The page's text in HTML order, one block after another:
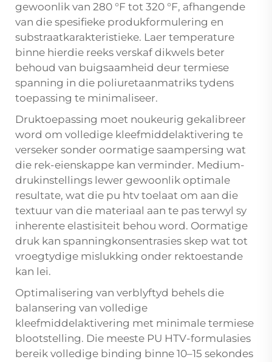
gewoonlik van 280 °F tot 320 °F, afhangende
van die spesifieke produkformulering en
substraatkarakteristieke. Laer temperature
binne hierdie reeks verskaf dikwels beter
behoud van buigsaamheid deur termiese
spanning in die poliuretaanmatriks tydens
toepassing te minimaliseer.
Druktoepassing moet noukeurig gekalibreer
word om volledige kleefmiddelaktivering te
verseker sonder oormatige saampersing wat
die rek-eienskappe kan verminder. Medium-
drukinstellings lewer gewoonlik optimale
resultate, wat die pu htv toelaat om aan die
textuur van die materiaal aan te pas terwyl sy
inherente elastisiteit behou word. Oormatige
druk kan spanningkonsentrasies skep wat tot
vroegtydige mislukking onder rektoestande
kan lei.
Optimalisering van verblyftyd behels die
balansering van volledige
kleefmiddelaktivering met minimale termiese
blootstelling. Die meeste PU HTV-formulasies
bereik volledige binding binne 10–15 sekondes